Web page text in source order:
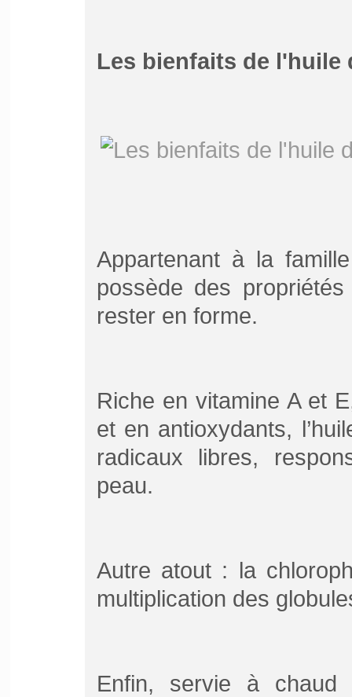
Les bienfaits de l'huile
Appartenant à la
possède des
rester en forme.
Riche en vitamine A et
et en antioxydants,
radicaux libres,
peau.
Autre atout : la
multiplication des
Enfin, servie à